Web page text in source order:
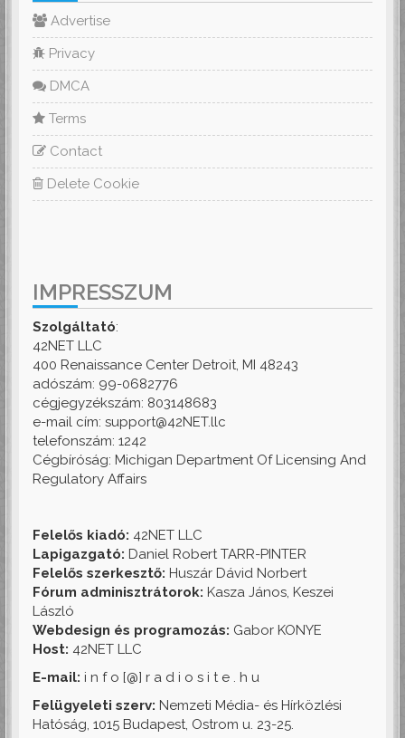
Advertise
Privacy
DMCA
Terms
Contact
Delete Cookie
IMPRESSZUM
Szolgáltató:
42NET LLC
400 Renaissance Center Detroit, MI 48243
adószám: 99-0682776
cégjegyzékszám: 803148683
e-mail cím: support@42NET.llc
telefonszám: 1242
Cégbíróság: Michigan Department Of Licensing And
Regulatory Affairs
Felelős kiadó: 42NET LLC
Lapigazgató: Daniel Robert TARR-PINTER
Felelős szerkesztő: Huszár Dávid Norbert
Fórum adminisztrátorok: Kasza János, Keszei
László
Webdesign és programozás: Gabor KONYE
Host: 42NET LLC
E-mail: i n f o [@] r a d i o s i t e . h u
Felügyeleti szerv: Nemzeti Média- és Hírközlési
Hatóság, 1015 Budapest, Ostrom u. 23-25.